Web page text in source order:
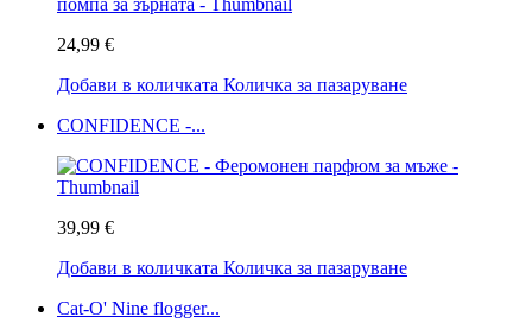
24,99 €
Добави в количката Количка за пазаруване
CONFIDENCE -...
39,99 €
Добави в количката Количка за пазаруване
Cat-O' Nine flogger...